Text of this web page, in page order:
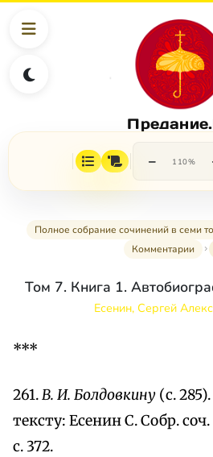
− 110%
Полное собрание сочинений в семи
Комментарии
Том 7. Книга 1.
Есенин, Сергей
***
261.В. И. Болдовкину (с.
тексту: Есенин С. Собр.
с. 372.